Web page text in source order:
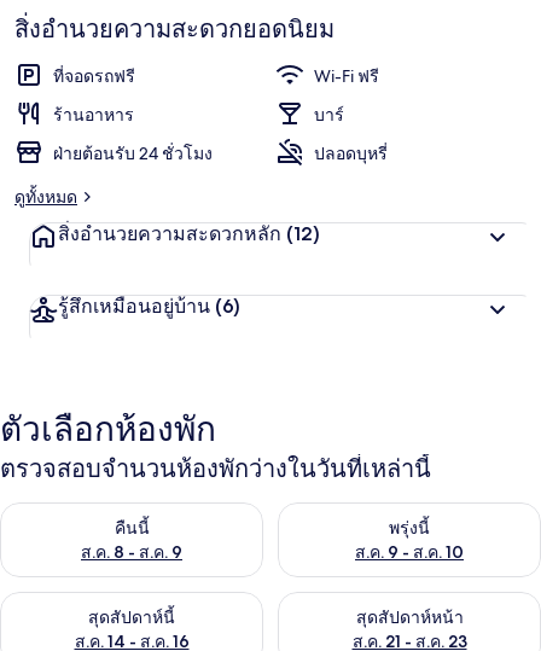
เท
ราฟ
สิ่งอำนวยความสะดวกยอดนิยม
ที่จอดรถฟรี
Wi-Fi ฟรี
ร้านอาหาร
บาร์
ฝ่ายต้อนรับ 24 ชั่วโมง
ปลอดบุหรี่
ดูทั้งหมด
สิ่งอำนวยความสะดวกหลัก (12)
รู้สึกเหมือนอยู่บ้าน (6)
ตัวเลือกห้องพัก
ตรวจสอบจำนวนห้องพักว่างในวันที่เหล่านี้
คืนนี้
ส.ค. 8 - ส.ค. 9
ตรวจสอบจำนวนห้องพักว่างในคืนนี้ ส.ค. 8 - ส.ค. 9พรุ่งนี้
ส.ค. 9 - ส.ค. 10
ตรวจสอบจำนวนห้องพักว่างใน
สุดสัปดาห์นี้
ส.ค. 14 - ส.ค. 16
ตรวจสอบจำนวนห้องพักว่างในสุดสัปดาห์นี้ ส.ค. 14 - ส.ค. 16
สุดสัปดาห์หน้า
ส.ค. 21 - ส.ค. 23
ตรวจสอบจำนวนห้องพักว่างใน